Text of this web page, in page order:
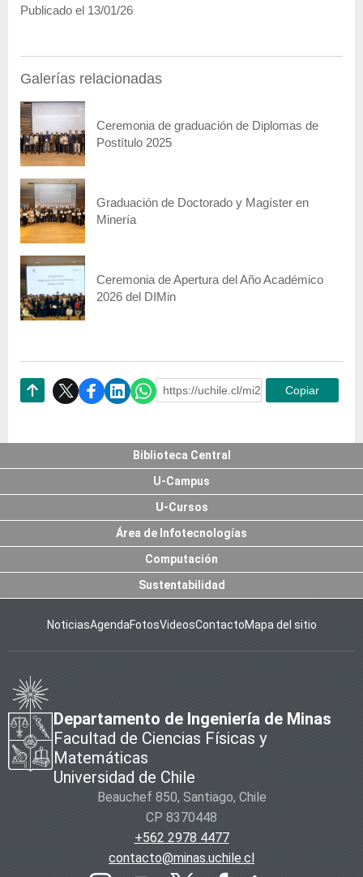
Galerías relacionadas
Ceremonia de graduación de Diplomas de
Postítulo 2025
Graduación de Doctorado y Magíster en
Minería
Ceremonia de Apertura del Año Académico
2026 del DIMin
Publicado el 13/01/26
https://uchile.cl/mi236543Copiar
Biblioteca Central
U-Campus
U-Cursos
Área de Infotecnologías
Computación
Sustentabilidad
NoticiasAgendaFotosVideosContactoMapa del sitio
Departamento de Ingeniería de Minas
Facultad de Ciencias Físicas y
Matemáticas
Universidad de Chile
Beauchef 850, Santiago, Chile
CP 8370448
+562 2978 4477
contacto@minas.uchile.cl